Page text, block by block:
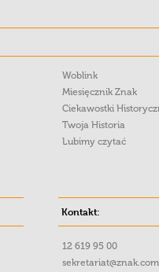
Woblink
Miesięcznik Znak
Ciekawostki
Twoja Historia
Lubimy czytać
Kontakt:
12 619 95 00